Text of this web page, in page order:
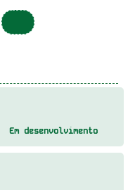
Em desenvolvimento